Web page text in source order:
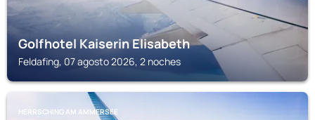
Golfhotel Kaiserin Elisabeth
Feldafing, 07 agosto 2026, 2 noches
HERRSCHING AM AMMERSEE